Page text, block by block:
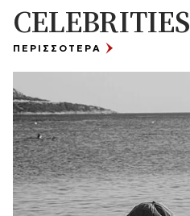
CELEBRITIES
ΠΕΡΙΣΣΟΤΕΡΑ